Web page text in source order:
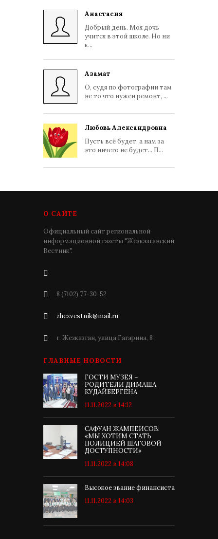
Анастасия
Добрый день. Моя дочь
учится в этой школе. Но ни
к...
Азамат
О, судя по фотографии там
не то что нужен ремонт, ...
Любовь Александровна
Пусть всё будет, а нам за
это ничего не будет... П...
О САЙТЕ
Официальный сайт региональной
информационной газеты "Жезказганский
Вестник".
8 (7102) 77-30-52
zhezvestnik@mail.ru
г. Жезказган, улица Гагарина, 8
ГЛАВНЫЕ НОВОСТИ
ГОСТИ МУЗЕЯ –
РОДИТЕЛИ ДИМАША
КУДАЙБЕРГЕНА
11.11.2022 в 14:12
САФУАН ЖАМПЕИСОВ:
«МЫ ХОТИМ СТАТЬ
ПОЛИЦИЕЙ ШАГОВОЙ
ДОСТУПНОСТИ»
11.11.2022 в 14:08
Высокое звание финансиста
11.11.2022 в 14:03